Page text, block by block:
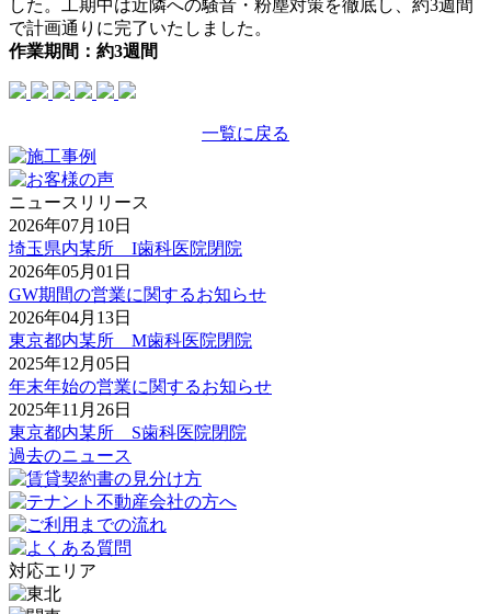
した。工期中は近隣への騒音・粉塵対策を徹底し、約3週間
で計画通りに完了いたしました。
作業期間：約3週間
一覧に戻る
ニュースリリース
2026年07月10日
埼玉県内某所 I歯科医院閉院
2026年05月01日
GW期間の営業に関するお知らせ
2026年04月13日
東京都内某所 M歯科医院閉院
2025年12月05日
年末年始の営業に関するお知らせ
2025年11月26日
東京都内某所 S歯科医院閉院
過去のニュース
対応エリア